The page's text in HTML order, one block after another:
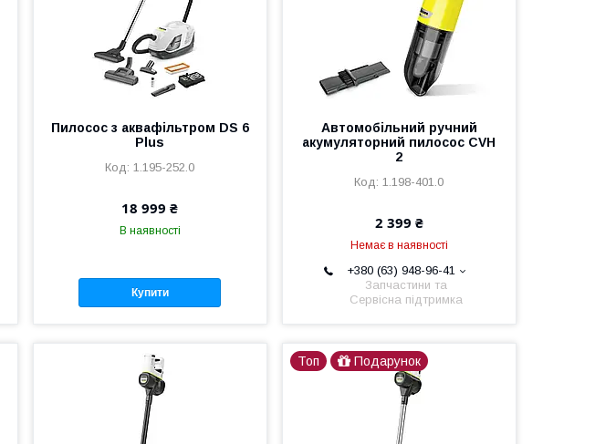
Пилосос з аквафільтром DS 6
Plus
1.195-252.0
18 999 ₴
В наявності
Купити
Автомобільний ручний
акумуляторний пилосос CVH
2
1.198-401.0
2 399 ₴
Немає в наявності
+380 (63) 948-96-41
Запчастини та
Сервісна підтримка
Топ Подарунок